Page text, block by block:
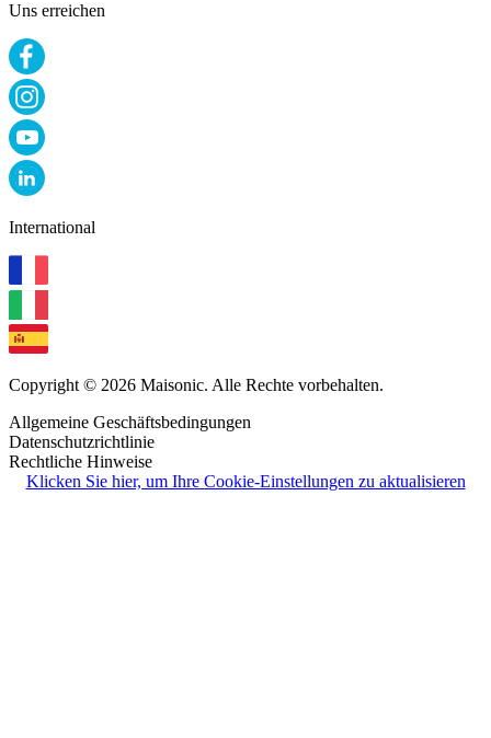
Uns erreichen
International
Copyright © 2026 Maisonic. Alle Rechte vorbehalten.
Allgemeine Geschäftsbedingungen
Datenschutzrichtlinie
Rechtliche Hinweise
Klicken Sie hier, um Ihre Cookie-Einstellungen zu aktualisieren